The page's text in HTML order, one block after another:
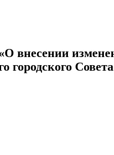
внесении
городского